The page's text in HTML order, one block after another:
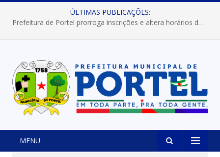
ÚLTIMAS PUBLICAÇÕES:
Prefeitura de Portel prorroga inscrições e altera horários dos concursos “Musa” e “Miss Mix Verão 2026”
MENU